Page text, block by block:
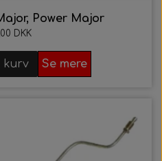
Power Major
DKK
kurv Se mere